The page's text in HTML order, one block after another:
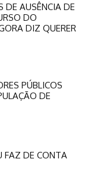
DE AUSÊNCIA DE
DO
DIZ QUERER
PÚBLICOS
DE
FAZ DE CONTA